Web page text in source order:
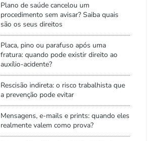
Plano de saúde cancelou um
procedimento sem avisar? Saiba quais
são os seus direitos
Placa, pino ou parafuso após uma
fratura: quando pode existir direito ao
auxílio-acidente?
Rescisão indireta: o risco trabalhista que
a prevenção pode evitar
Mensagens, e-mails e prints: quando eles
realmente valem como prova?